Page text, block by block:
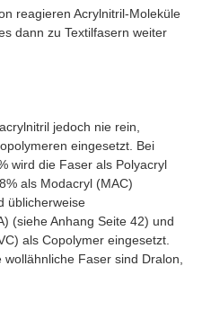
reagieren Acrylnitril-Moleküle
dann zu Textilfasern weiter
jedoch nie rein,
eingesetzt. Bei
wird die Faser als Polyacryl
als Modacryl (MAC)
üblicherweise
(siehe Anhang Seite 42) und
als Copolymer eingesetzt.
Faser sind Dralon,